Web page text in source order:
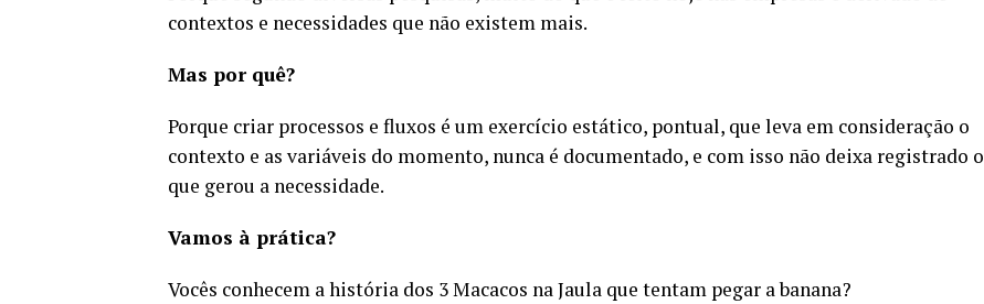
contextos e necessidades que não existem mais.
Mas por quê?
Porque criar processos e fluxos é um exercício estático, pontual, que leva em consideração o
contexto e as variáveis do momento, nunca é documentado, e com isso não deixa registrado o
que gerou a necessidade.
Vamos à prática?
Vocês conhecem a história dos 3 Macacos na Jaula que tentam pegar a banana?